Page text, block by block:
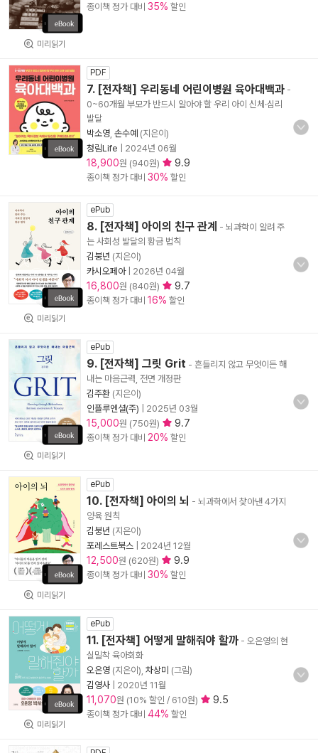
미리읽기
종이책 정가 대비 35% 할인
PDF
7. [전자책] 우리동네 어린이병원 육아대백과 -
0~60개월 부모가 반드시 알아야 할 우리 아이 신체·심리
발달
박소영 손수예 (지은이)
청림Life
2024년 06월
18,900원 (940원) 9.9
종이책 정가 대비 30% 할인
미리읽기
ePub
8. [전자책] 아이의 친구 관계 - 뇌과학이 알려 주
는 사회성 발달의 황금 법칙
김붕년 (지은이)
카시오페아| 2026년 04월
16,800원 (840원) 9.7
종이책 정가 대비 16% 할인
미리읽기
ePub
9. [전자책] 그릿 Grit - 흔들리지 않고 무엇이든 해
내는 마음근력, 전면 개정판
김주환 (지은이)
인플루엔셜(주)
2025년 03월
15,000원 (750원) 9.7
종이책 정가 대비 20% 할인
미리읽기
ePub
10. [전자책] 아이의 뇌 - 뇌과학에서 찾아낸 4가지
양육 원칙
김붕년 (지은이)
포레스트북스
2024년 12월
12,500원 (620원) 9.9
종이책 정가 대비 30% 할인
미리읽기
ePub
11. [전자책] 어떻게 말해줘야 할까 - 오은영의 현
실밀착 육아회화
오은영 (지은이), 차상미 (그림)
김영사
2020년 11월
11,070원 (10% 할인 / 610원) 9.5
종이책 정가 대비 44% 할인